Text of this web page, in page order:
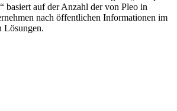
basiert auf der Anzahl der von Pleo in
nach öffentlichen Informationen im
Lösungen.